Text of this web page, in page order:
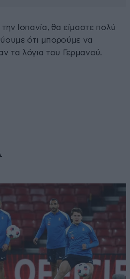
Ισπανία, θα είμαστε πολύ
ότι μπορούμε να
τα λόγια του Γερμανού.